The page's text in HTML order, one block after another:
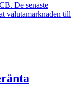
De senaste
valutamarknaden till